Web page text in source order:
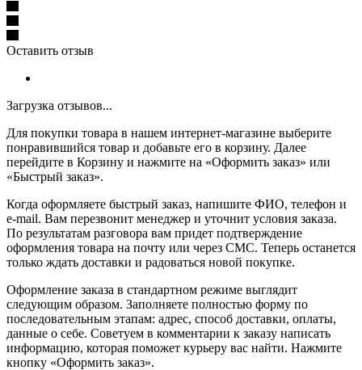
Оставить отзыв
Загрузка отзывов...
Для покупки товара в нашем интернет-магазине выберите
понравившийся товар и добавьте его в корзину. Далее
перейдите в Корзину и нажмите на «Оформить заказ» или
«Быстрый заказ».
Когда оформляете быстрый заказ, напишите ФИО, телефон и
e-mail. Вам перезвонит менеджер и уточнит условия заказа.
По результатам разговора вам придет подтверждение
оформления товара на почту или через СМС. Теперь останется
только ждать доставки и радоваться новой покупке.
Оформление заказа в стандартном режиме выглядит
следующим образом. Заполняете полностью форму по
последовательным этапам: адрес, способ доставки, оплаты,
данные о себе. Советуем в комментарии к заказу написать
информацию, которая поможет курьеру вас найти. Нажмите
кнопку «Оформить заказ».